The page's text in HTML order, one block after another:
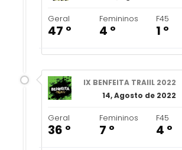
Geral
47 º
Femininos
4 º
F45
1 º
IX BENFEITA TRAIIL 2022
14, Agosto de 2022
Geral
36 º
Femininos
7 º
F45
4 º